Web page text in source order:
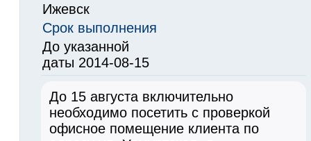
Ижевск
Срок выполнения
До указанной
даты 2014-08-15
До 15 августа включительно
необходимо посетить с проверкой
офисное помещение клиента по